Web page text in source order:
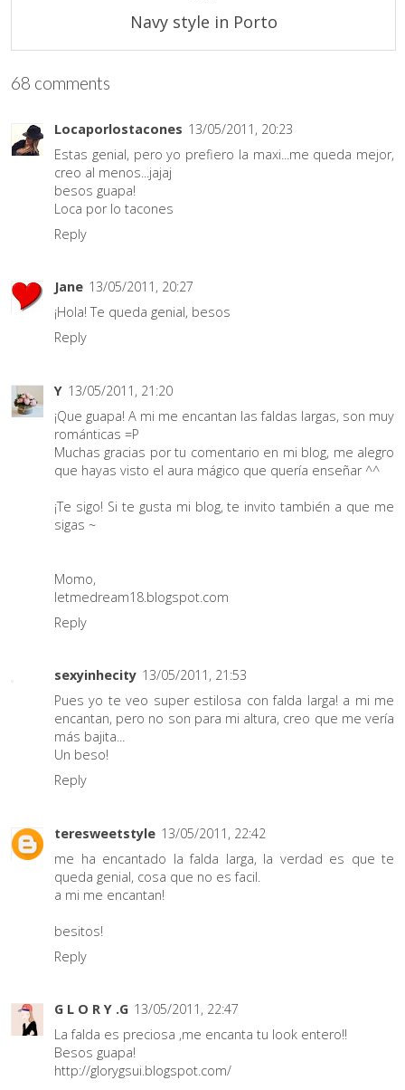
Navy style in Porto
68 comments
Locaporlostacones 13/05/2011, 20:23
Estas genial, pero yo prefiero la maxi...me queda mejor,
creo al menos...jajaj
besos guapa!
Loca por lo tacones
Reply
Jane 13/05/2011, 20:27
¡Hola! Te queda genial, besos
Reply
Y 13/05/2011, 21:20
¡Que guapa! A mi me encantan las faldas largas, son muy
románticas =P
Muchas gracias por tu comentario en mi blog, me alegro
que hayas visto el aura mágico que quería enseñar ^^
¡Te sigo! Si te gusta mi blog, te invito también a que me
sigas ~
Momo,
letmedream18.blogspot.com
Reply
sexyinhecity 13/05/2011, 21:53
Pues yo te veo super estilosa con falda larga! a mi me
encantan, pero no son para mi altura, creo que me vería
más bajita...
Un beso!
Reply
teresweetstyle 13/05/2011, 22:42
me ha encantado la falda larga, la verdad es que te
queda genial, cosa que no es facil.
a mi me encantan!
besitos!
Reply
G L O R Y .G 13/05/2011, 22:47
La falda es preciosa ,me encanta tu look entero!!
Besos guapa!
http://glorygsui.blogspot.com/